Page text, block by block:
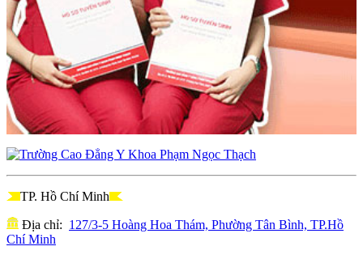
TP. Hồ Chí Minh
Địa chỉ: 127/3-5 Hoàng Hoa Thám, Phường Tân Bình, TP.Hồ
Chí Minh